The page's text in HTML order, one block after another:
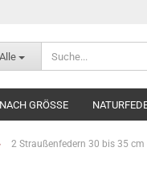
Alle
GRÖSSE
2 Straußenfedern 30 bis 35 cm